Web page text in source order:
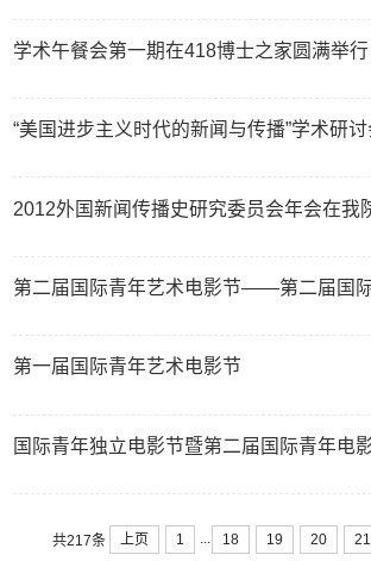
学术午餐会第一期在418博士之家圆满举行
第一届国际青年艺术电影节
共217条 上页 1 ... 18 19 20 21